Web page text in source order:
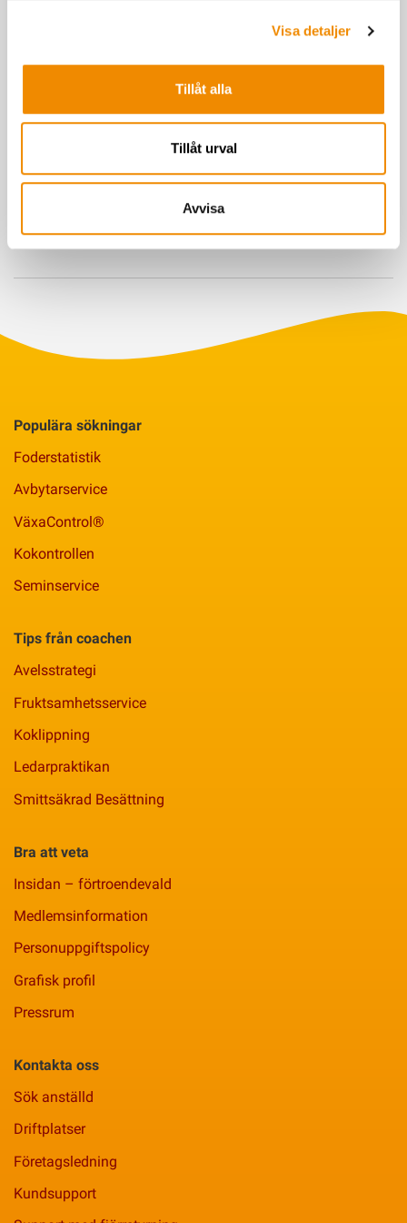
Visa detaljer
Tillåt alla
Tillåt urval
Avvisa
Senast uppdaterad: 29 maj 2026
Populära sökningar
Foderstatistik
Avbytarservice
VäxaControl®
Kokontrollen
Seminservice
Tips från coachen
Avelsstrategi
Fruktsamhetsservice
Koklippning
Ledarpraktikan
Smittsäkrad Besättning
Bra att veta
Insidan – förtroendevald
Medlemsinformation
Personuppgiftspolicy
Grafisk profil
Pressrum
Kontakta oss
Sök anställd
Driftplatser
Företagsledning
Kundsupport